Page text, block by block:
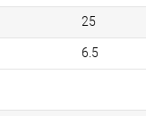
25
6.5